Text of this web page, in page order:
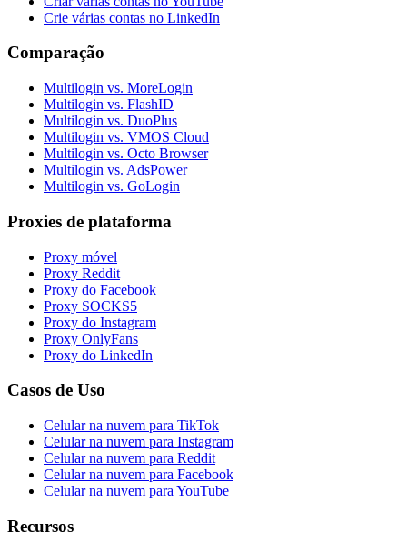
Crie várias contas no LinkedIn
Comparação
Multilogin vs. MoreLogin
Multilogin vs. FlashID
Multilogin vs. DuoPlus
Multilogin vs. VMOS Cloud
Multilogin vs. Octo Browser
Multilogin vs. AdsPower
Multilogin vs. GoLogin
Proxies de plataforma
Proxy móvel
Proxy Reddit
Proxy do Facebook
Proxy SOCKS5
Proxy do Instagram
Proxy OnlyFans
Proxy do LinkedIn
Casos de Uso
Celular na nuvem para TikTok
Celular na nuvem para Instagram
Celular na nuvem para Reddit
Celular na nuvem para Facebook
Celular na nuvem para YouTube
Recursos